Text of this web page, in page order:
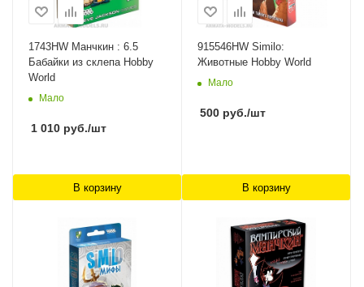
1743HW Манчкин : 6.5
Бабайки из склепа Hobby
World
Мало
1 010 руб./шт
В корзину
915546HW Similo:
Животные Hobby World
Мало
500 руб./шт
В корзину